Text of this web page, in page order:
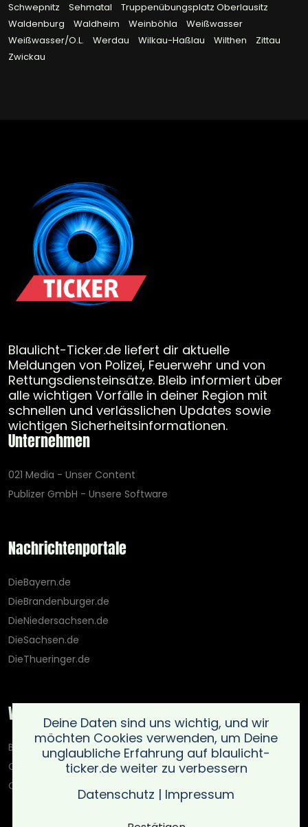
Schwepnitz
Sehmatal
Truppenübungsplatz Oberlausitz
Waldenburg
Waldheim Weinböhla
Weißwasser
Weißwasser/O.L.
Werdau Wilkau-Haßlau Wilthen
Zittau
Zwickau
Blaulicht-Ticker.de liefert dir aktuelle
Meldungen von Polizei, Feuerwehr und von
Rettungsdiensteinsätze. Bleib informiert über
alle wichtigen Vorfälle in deiner Region mit
schnellen und verlässlichen Updates sowie
wichtigen Sicherheitsinformationen.
Unternehmen
021 Media - Unser Content
Publizer GmbH - Unsere Software
Nachrichtenportale
DieBayern.de
DieBrandenburger.de
DieNiedersachsen.de
DieSachsen.de
DieThueringer.de
Weitere Portale
Blaulicht-Ticker.de
Oberlausitz.holiday
OnlinedatingKompass.de
Deine Daten sind uns wichtig, und wir
möchten Cookies verwenden, um Deine
unglaubliche Erfahrung auf blaulicht-
ticker.de weiter zu verbessern
Datenschutz | Impressum